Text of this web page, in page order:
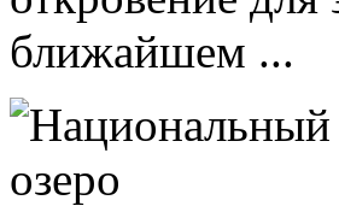
ближайшем ...